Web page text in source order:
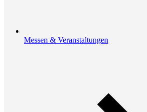
Messen & Veranstaltungen